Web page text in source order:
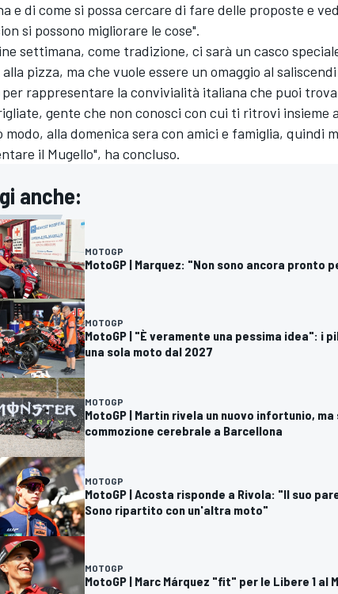
e di come si possa cercare di fare delle proposte e
si possono migliorare le cose".
settimana, come tradizione, ci sarà un casco
pizza, ma che vuole essere un omaggio al
per rappresentare la convivialità italiana che puoi
gente che non conosci con cui ti ritrovi insieme
modo, alla domenica sera con amici e famiglia, quindi
il Mugello", ha concluso.
anche:
MOTOGP
MotoGP | Marquez: "Non sono ancora
MOTOGP
MotoGP | "È veramente una pessima idea": i
una sola moto dal 2027
MOTOGP
MotoGP | Martin rivela un nuovo infortunio,
commozione cerebrale a Barcellona
MOTOGP
MotoGP | Acosta risponde a Rivola: "Il suo
Sono ripartito con un'altra moto"
MOTOGP
MotoGP | Marc Márquez "fit" per le Libere 1